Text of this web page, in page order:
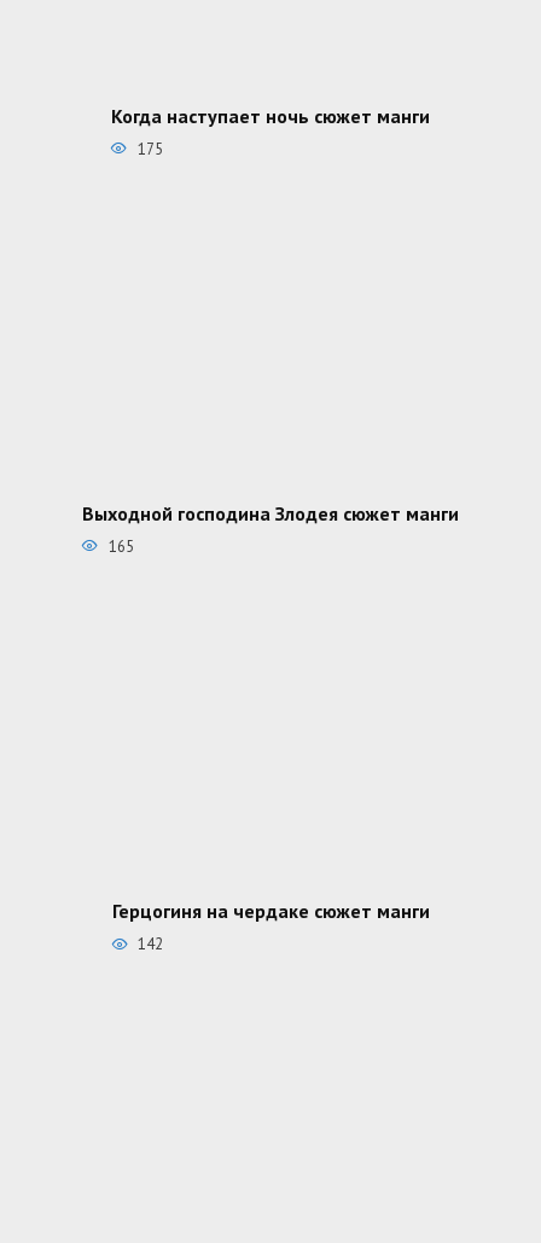
Когда наступает ночь сюжет манги
175
Выходной господина Злодея сюжет манги
165
Герцогиня на чердаке сюжет манги
142